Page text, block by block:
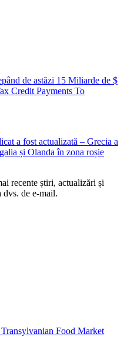
de astăzi 15 Miliarde de $
Credit Payments To
a fost actualizată – Grecia a
și Olanda în zona roșie
recente știri, actualizări și
dvs. de e-mail.
Food Market